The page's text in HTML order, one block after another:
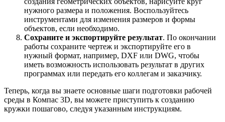
нужного размера и положения. Воспользуйтесь
инструментами для изменения размеров и формы
объектов, если необходимо.
Сохраните и экспортируйте результат. По окончании
работы сохраните чертеж и экспортируйте его в
нужный формат, например, DXF или DWG, чтобы
иметь возможность использовать результат в других
программах или передать его коллегам и заказчику.
Теперь, когда вы знаете основные шаги подготовки рабочей
среды в Компас 3D, вы можете приступить к созданию
кружки пошагово, следуя указанным инструкциям.